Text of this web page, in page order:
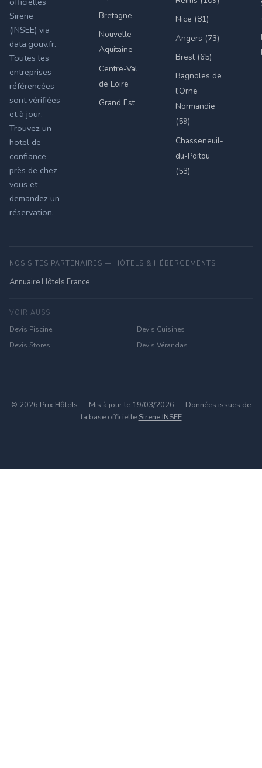
Sirene
(INSEE) via
data.gouv.fr.
Toutes les
entreprises
référencées
sont vérifiées
et à jour.
Trouvez un
hotel de
confiance
près de chez
vous et
demandez un
réservation.
Bretagne
Nouvelle-
Aquitaine
Centre-Val
de Loire
Grand Est
Nice (81)
Angers (73)
Brest (65)
Bagnoles de
l'Orne
Normandie
(59)
Chasseneuil-
du-Poitou
(53)
NOS SITES PARTENAIRES — HÔTELS & HÉBERGEMENTS
Annuaire Hôtels France
VOIR AUSSI
Devis Piscine
Devis Cuisines
Devis Stores
Devis Vérandas
© 2026 Prix Hôtels — Mis à jour le 19/03/2026 — Données issues de
la base officielle Sirene INSEE